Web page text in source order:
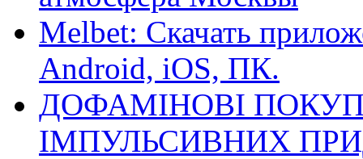
Melbet: Скачать
Android, iOS, ПК.
ДОФАМІНОВІ
ІМПУЛЬСИВНИХ